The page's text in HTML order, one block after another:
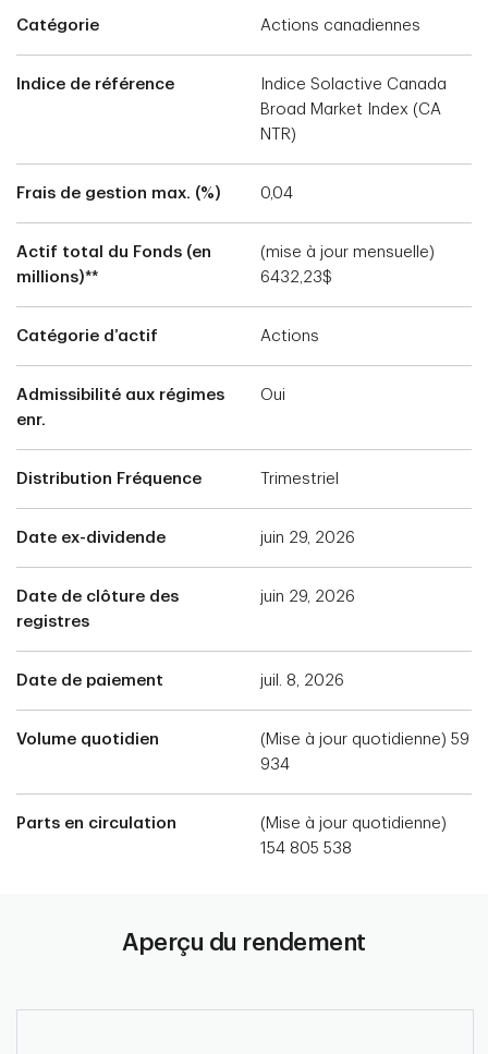
Catégorie Actions canadiennes
Indice de référence
Indice Solactive Canada
Broad Market Index (CA
NTR)
Frais de gestion max. (%) 0,04
Actif total du Fonds (en
millions)**
(mise à jour mensuelle)
6432,23$
Catégorie d’actif Actions
Admissibilité aux régimes
enr.
Oui
Distribution Fréquence Trimestriel
Date ex-dividende juin 29, 2026
Date de clôture des
registres
juin 29, 2026
Date de paiement juil. 8, 2026
Volume quotidien
(Mise à jour quotidienne) 59
934
Parts en circulation
(Mise à jour quotidienne)
154 805 538
Aperçu du rendement